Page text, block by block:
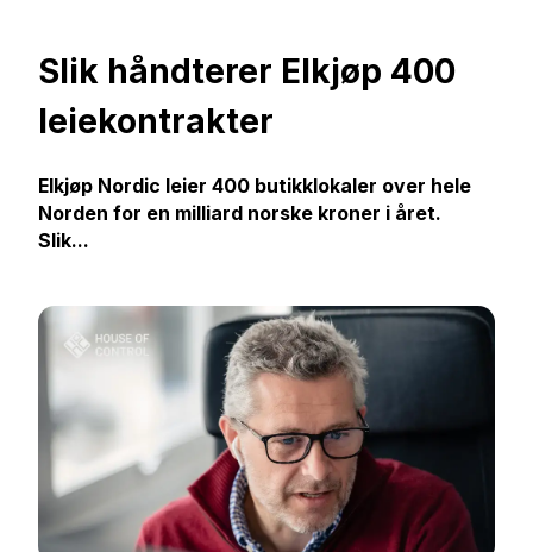
Slik håndterer Elkjøp 400
leiekontrakter
Elkjøp Nordic leier 400 butikklokaler over hele
Norden for en milliard norske kroner i året.
Slik...